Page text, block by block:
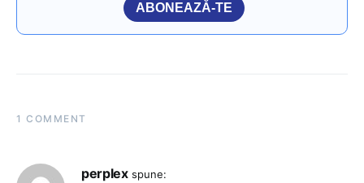
ABONEAZĂ-TE
1 COMMENT
perplex spune: